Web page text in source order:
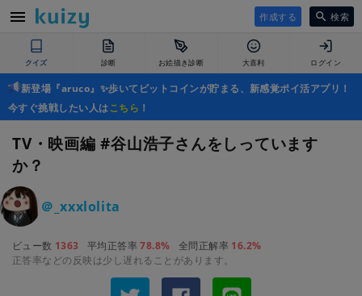
作成する 検索
クイズ 診断 お絵描き診断 大喜利 ログイン
新登場『aruco』✨歩いてビットコインが貯まる、新感覚ポイ活アプリ！
今すぐ挑戦したい人はこちら ！
TV・映画編 #谷山浩子さんをしっています
か？
＠_xxxlolita
ビュー数 1363 平均正答率78.8% 全問正解率 16.2%
正答率などの反映は少し遅れることがあります。